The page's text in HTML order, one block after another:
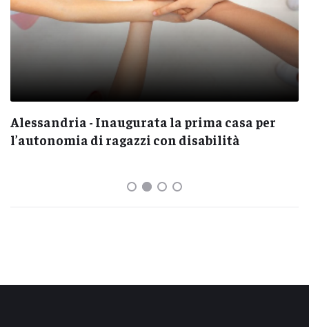
Alessandria - Inaugurata la prima casa per
l’autonomia di ragazzi con disabilità